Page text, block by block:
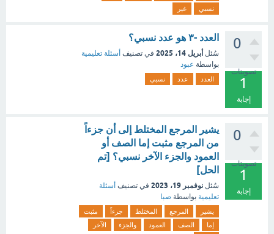
نسبي
غير
0
تصويتات
1
إجابة
العدد -٣ هو عدد نسبي؟
سُئل أبريل 14، 2025 في تصنيف أسئلة تعليمية
بواسطة عبود
العدد عدد نسبي
0
تصويتات
1
إجابة
يشير المرجع المختلط إلى أن جزءاً
من المرجع مثبت إما الصف أو
العمود والجزء الآخر نسبي؟ [تم
الحل]
سُئل نوفمبر 19، 2023 في تصنيف أسئلة
تعليمية بواسطة صبا
يشير المرجع المختلط جزءاً
مثبت
إما
الصف العمود والجزء
الآخر